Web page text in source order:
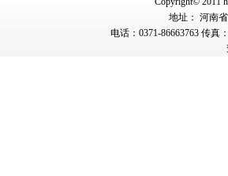
地址： 河南
电话：0371-86663763 传真